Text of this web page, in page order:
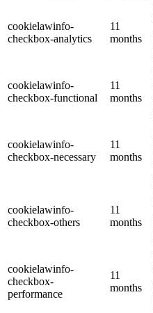
cookielawinfo-
checkbox-analytics
11
months
cookielawinfo-
checkbox-functional
11
months
cookielawinfo-
checkbox-necessary
11
months
cookielawinfo-
checkbox-others
11
months
cookielawinfo-
checkbox-
performance
11
months